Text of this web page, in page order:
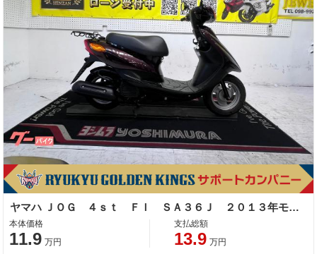
ヤマハ ＪＯＧ ４ｓｔ ＦＩ ＳＡ３６Ｊ ２０１３年モデル
本体価格
11.9 万円
支払総額
13.9 万円